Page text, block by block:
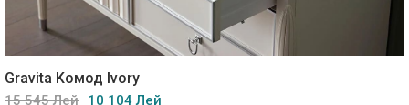
Gravita Kомод Ivory
15 545 Лей 10 104 Лей